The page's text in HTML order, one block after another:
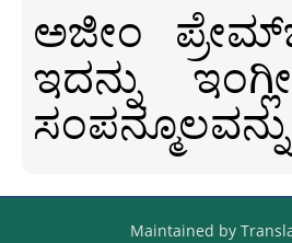
ಅಜೀಂ
ಇದನ್ನು
Maintained by